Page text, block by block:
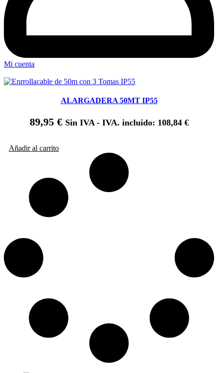
Mi cuenta
ALARGADERA 50MT IP55
89,95 € Sin IVA - IVA. incluido: 108,84 €
Añadir al carrito